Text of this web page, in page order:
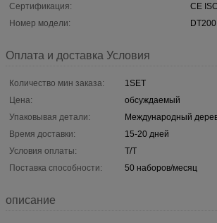
Сертификация:
CE
Номер модели:
DT200
Оплата и доставка Условия
Количество мин заказа:
1SET
Цена:
обсуждаемый
Упаковывая детали:
Международный
Время доставки:
15-20 дней
Условия оплаты:
T/T
Поставка способности:
50 наборов/месяц
описание